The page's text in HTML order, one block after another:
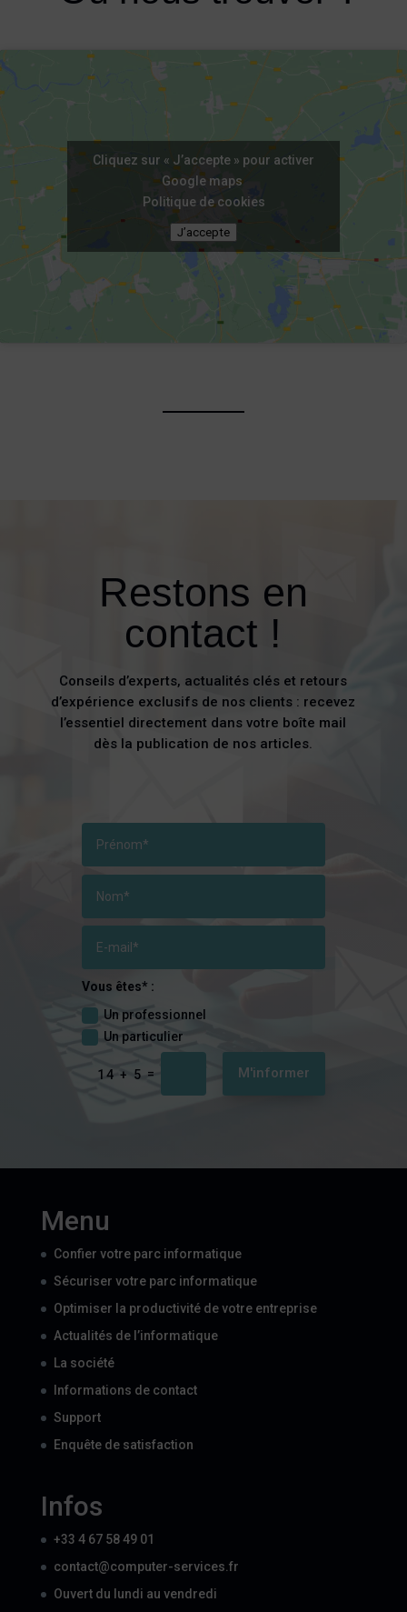
Cliquez sur « J’accepte » pour activer
Google maps
Politique de cookies
J’accepte
Restons en
contact !
Conseils d’experts, actualités clés et retours
d’expérience exclusifs de nos clients : recevez
l’essentiel directement dans votre boîte mail
dès la publication de nos articles.
Vous êtes* :
Un professionnel
Un particulier
14 + 5 = M'informer
Menu
Confier votre parc informatique
Sécuriser votre parc informatique
Optimiser la productivité de votre entreprise
Actualités de l’informatique
La société
Informations de contact
Support
Enquête de satisfaction
Infos
+33 4 67 58 49 01
contact@computer-services.fr
Ouvert du lundi au vendredi